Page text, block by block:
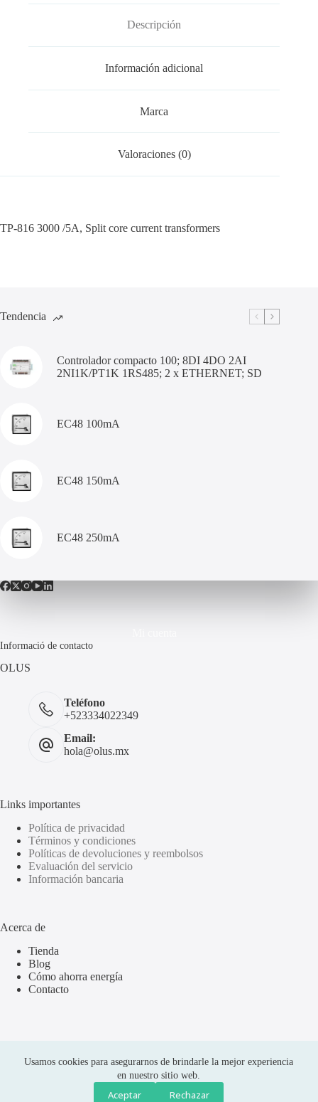
Usamos cookies para asegurarnos de brindarle la mejor experiencia
en nuestro sitio web.
Aceptar Rechazar
In
pa
rti
r
Descripción
Información adicional
Marca
Valoraciones (0)
TP-816 3000 /5A, Split core current transformers
Tendencia
Controlador compacto 100; 8DI 4DO 2AI
2NI1K/PT1K 1RS485; 2 x ETHERNET; SD
EC48 100mA
EC48 150mA
EC48 250mA
Informació de contacto
OLUS
Teléfono
+523334022349
Email:
hola@olus.mx
Links importantes
Política de privacidad
Términos y condiciones
Políticas de devoluciones y reembolsos
Evaluación del servicio
Información bancaria
Acerca de
Tienda
Blog
Cómo ahorra energía
Contacto